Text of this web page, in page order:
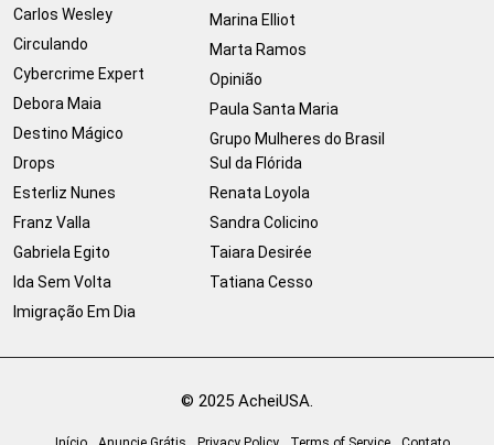
Carlos Wesley
Circulando
Cybercrime Expert
Debora Maia
Destino Mágico
Drops
Esterliz Nunes
Franz Valla
Gabriela Egito
Ida Sem Volta
Imigração Em Dia
Marina Elliot
Marta Ramos
Opinião
Paula Santa Maria
Grupo Mulheres do Brasil
Sul da Flórida
Renata Loyola
Sandra Colicino
Taiara Desirée
Tatiana Cesso
© 2025 AcheiUSA.